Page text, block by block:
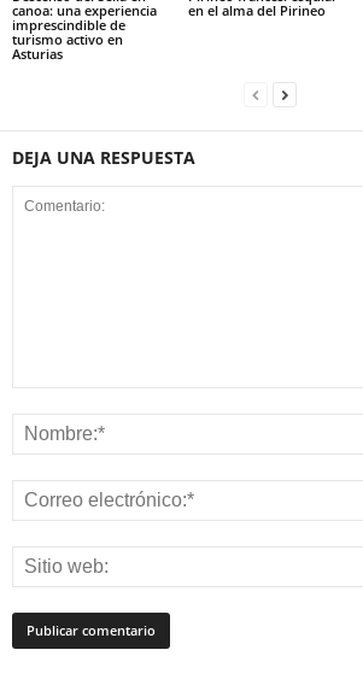
canoa: una experiencia
imprescindible de
turismo activo en
Asturias
en el alma del Pirineo
DEJA UNA RESPUESTA